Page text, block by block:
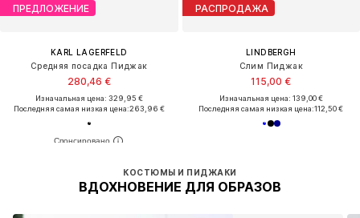
ПРЕДЛОЖЕНИЕ
KARL LAGERFELD
Средняя посадка Пиджак
280,46 €
Изначальная цена: 329,95 €
Последняя самая низкая цена:263,96 €
РАСПРОДАЖА
LINDBERGH
Слим Пиджак
115,00 €
Изначальная цена: 139,00 €
Последняя самая низкая цена:112,50 €
КОСТЮМЫ И ПИДЖАКИ
ВДОХНОВЕНИЕ ДЛЯ ОБРАЗОВ